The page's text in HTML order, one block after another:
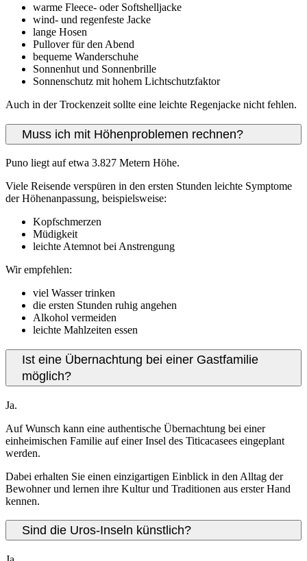
warme Fleece- oder Softshelljacke
wind- und regenfeste Jacke
lange Hosen
Pullover für den Abend
bequeme Wanderschuhe
Sonnenhut und Sonnenbrille
Sonnenschutz mit hohem Lichtschutzfaktor
Auch in der Trockenzeit sollte eine leichte Regenjacke nicht fehlen.
Muss ich mit Höhenproblemen rechnen?
Puno liegt auf etwa 3.827 Metern Höhe.
Viele Reisende verspüren in den ersten Stunden leichte Symptome
der Höhenanpassung, beispielsweise:
Kopfschmerzen
Müdigkeit
leichte Atemnot bei Anstrengung
Wir empfehlen:
viel Wasser trinken
die ersten Stunden ruhig angehen
Alkohol vermeiden
leichte Mahlzeiten essen
Ist eine Übernachtung bei einer Gastfamilie
möglich?
Ja.
Auf Wunsch kann eine authentische Übernachtung bei einer
einheimischen Familie auf einer Insel des Titicacasees eingeplant
werden.
Dabei erhalten Sie einen einzigartigen Einblick in den Alltag der
Bewohner und lernen ihre Kultur und Traditionen aus erster Hand
kennen.
Sind die Uros-Inseln künstlich?